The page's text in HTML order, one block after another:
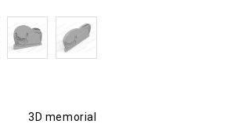
3D memorial